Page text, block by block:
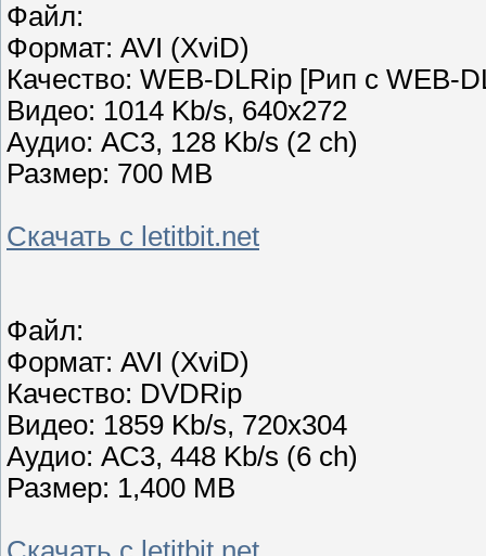
Файл:
Формат: AVI (XviD)
Качество: WEB-DLRip [Рип с WEB-
Видео: 1014 Kb/s, 640x272
Аудио: AC3, 128 Kb/s (2 ch)
Размер: 700 MB
Скачать с letitbit.net
Файл:
Формат: AVI (XviD)
Качество: DVDRip
Видео: 1859 Kb/s, 720x304
Аудио: AC3, 448 Kb/s (6 ch)
Размер: 1,400 MB